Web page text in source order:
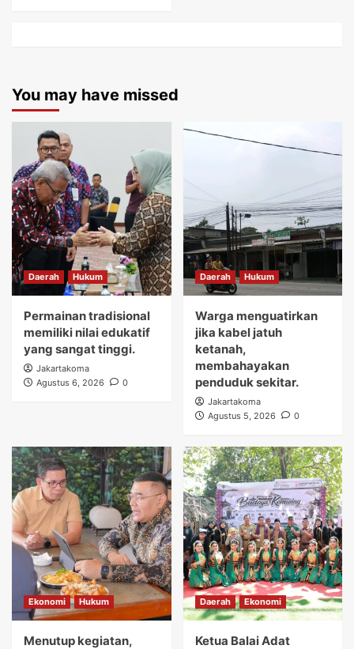
You may have missed
Daerah Hukum
Permainan tradisional
memiliki nilai edukatif
yang sangat tinggi.
Jakartakoma
Agustus 6, 2026
0
Daerah Hukum
Warga menguatirkan
jika kabel jatuh
ketanah,
membahayakan
penduduk sekitar.
Jakartakoma
Agustus 5, 2026
0
Ekonomi Hukum
Menutup kegiatan,
Daerah Ekonomi
Ketua Balai Adat